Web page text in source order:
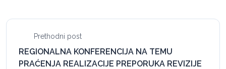
Prethodni post
REGIONALNA KONFERENCIJA NA TEMU
PRAĆENJA REALIZACIJE PREPORUKA REVIZIJE